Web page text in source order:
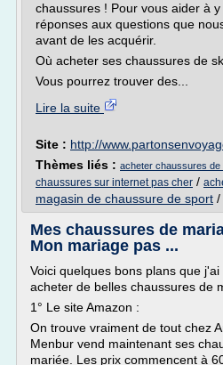
chaussures ! Pour vous aider à
réponses aux questions que
avant de les acquérir.
Où acheter ses chaussures de
Vous pourrez trouver des...
Lire la suite
Site : http://
Thèmes liés : acheter chaussures de
chaussures sur internet pas cher /
magasin de chaussure de sport /
Mes chaussures de
Mon mariage pas ...
Voici quelques bons plans que
acheter de belles chaussures de
1° Le site Amazon :
On trouve vraiment de tout chez
Menbur vend maintenant ses
mariée. Les prix commencent à